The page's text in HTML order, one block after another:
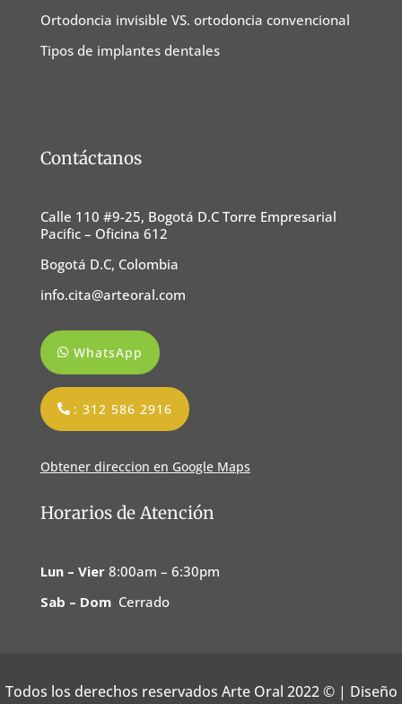
Ortodoncia invisible VS. ortodoncia convencional
Tipos de implantes dentales
Contáctanos
Calle 110 #9-25, Bogotá D.C Torre Empresarial
Pacific – Oficina 612
Bogotá D.C, Colombia
info.cita@arteoral.com
WhatsApp
: 312 586 2916
Obtener direccion en Google Maps
Horarios de Atención
Lun – Vier 8:00am – 6:30pm
Sab – Dom Cerrado
Todos los derechos reservados Arte Oral 2022© | Diseño